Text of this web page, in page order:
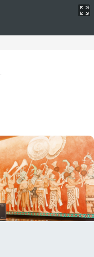
para Navidad, donde
en un entorno
navideños están